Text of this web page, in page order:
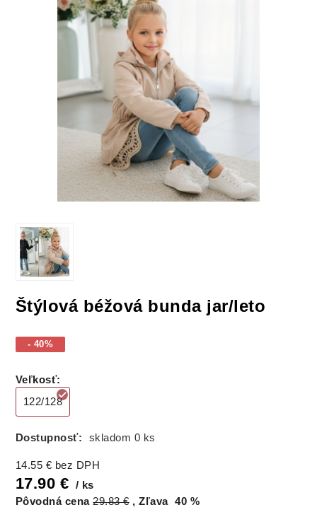
Štýlová béžová bunda jar/leto
- 40%
Veľkosť:
122/128
Dostupnosť: skladom 0 ks
14.55 € bez DPH
17.90 €
ks
Pôvodná cena 29.83€ Zľava 40 %